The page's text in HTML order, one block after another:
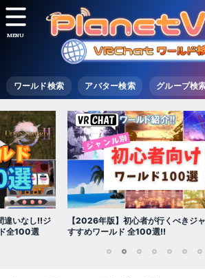
ワールド検索 アバター検索 グループ検
MENU
ャンル別お
【2026年版】初心者必見!!無料で使
VRChatアバター（アバターワールド